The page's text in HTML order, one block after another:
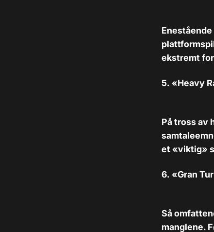
ekstremt
5. «Heavy
På tross av
et «viktig»
6. «Gran
Så
manglene.